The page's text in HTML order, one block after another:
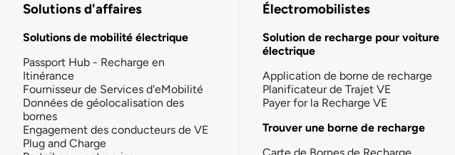
Solutions d'affaires
Solutions de mobilité électrique
Passport Hub - Recharge en
Itinérance
Fournisseur de Services d'eMobilité
Données de géolocalisation des
bornes
Engagement des conducteurs de VE
Plug and Charge
Électromobilistes
Solution de recharge pour voiture
électrique
Application de borne de recharge
Planificateur de Trajet VE
Payer for la Recharge VE
Trouver une borne de recharge